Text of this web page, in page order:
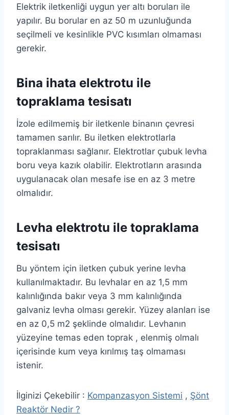
Elektrik iletkenliği uygun yer altı boruları ile
yapılır. Bu borular en az 50 m uzunluğunda
seçilmeli ve kesinlikle PVC kısımları olmaması
gerekir.
Bina ihata elektrotu ile
topraklama tesisatı
İzole edilmemiş bir iletkenle binanın çevresi
tamamen sarılır. Bu iletken elektrotlarla
topraklanması sağlanır. Elektrotlar çubuk levha
boru veya kazık olabilir. Elektrotların arasında
uygulanacak olan mesafe ise en az 3 metre
olmalıdır.
Levha elektrotu ile topraklama
tesisatı
Bu yöntem için iletken çubuk yerine levha
kullanılmaktadır. Bu levhalar en az 1,5 mm
kalınlığında bakır veya 3 mm kalınlığında
galvaniz levha olması gerekir. Yüzey alanları ise
en az 0,5 m2 şeklinde olmalıdır. Levhanın
yüzeyine temas eden toprak , elenmiş olmalı
içerisinde kum veya kırılmış taş olmaması
istenir.
İlginizi Çekebilir : Kompanzasyon Sistemi , Şönt
Reaktör Nedir ?